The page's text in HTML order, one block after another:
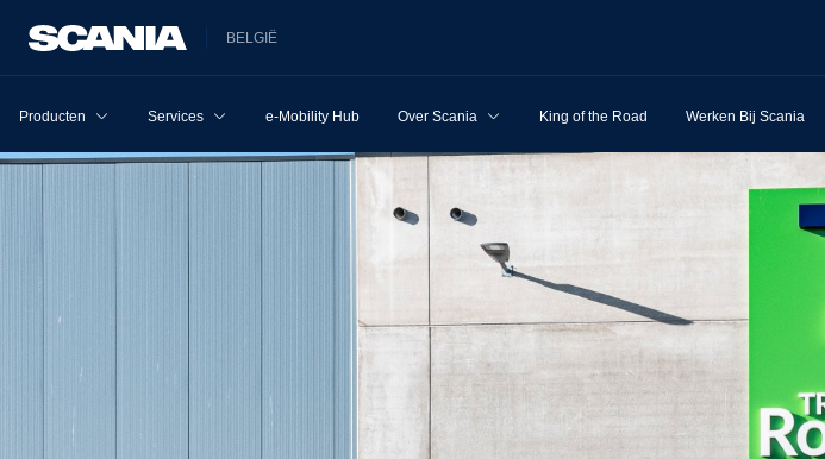
BELGIË
Producten Services e-Mobility Hub Over Scania King of the Road Werken Bij Scania